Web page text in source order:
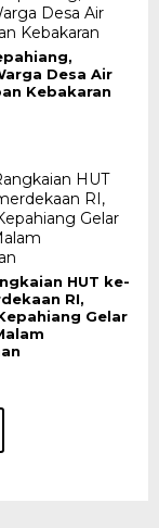
Desa Air
Kebakaran
HUT ke-
RI,
Gelar